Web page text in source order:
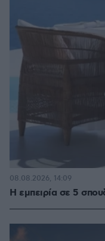
Η εμπειρία σε 5
08.08.2026, 14:09